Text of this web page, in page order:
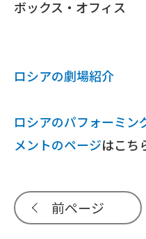
ボックス・オフィス
ロシアの劇場紹介
ロシアのパフォーミ
メントのページはこち
前ページ